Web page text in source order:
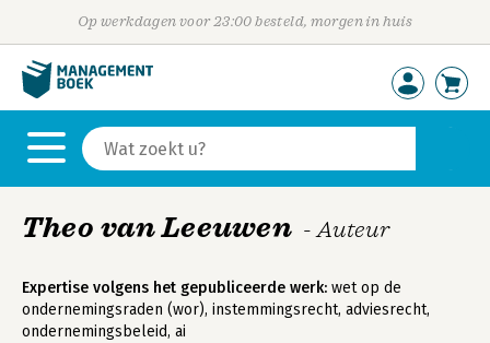
Op werkdagen voor 23:00 besteld, morgen in huis
Theo van Leeuwen - Auteur
Expertise volgens het gepubliceerde werk: wet op de
ondernemingsraden (wor), instemmingsrecht, adviesrecht,
ondernemingsbeleid, ai